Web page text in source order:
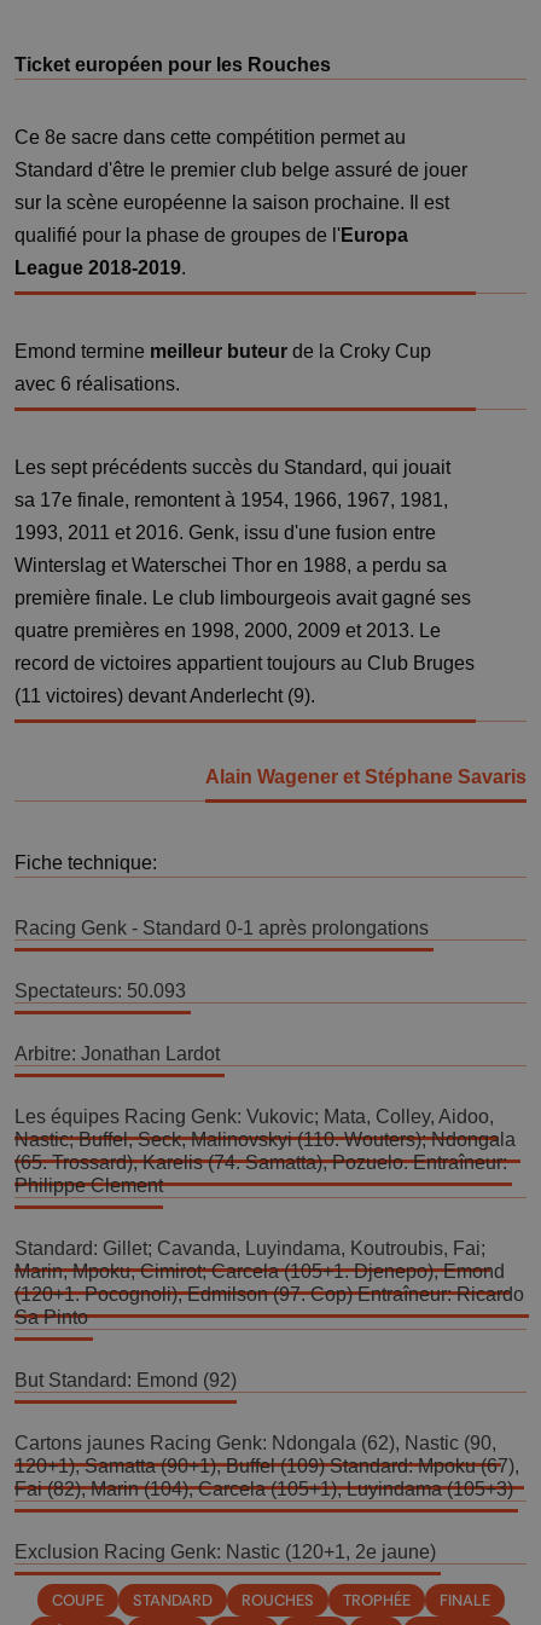
Ticket européen pour les Rouches
Ce 8e sacre dans cette compétition permet au
Standard d'être le premier club belge assuré de jouer
sur la scène européenne la saison prochaine. Il est
qualifié pour la phase de groupes de l'Europa
League 2018-2019.
Emond termine meilleur buteur de la Croky Cup
avec 6 réalisations.
Les sept précédents succès du Standard, qui jouait
sa 17e finale, remontent à 1954, 1966, 1967, 1981,
1993, 2011 et 2016. Genk, issu d'une fusion entre
Winterslag et Waterschei Thor en 1988, a perdu sa
première finale. Le club limbourgeois avait gagné ses
quatre premières en 1998, 2000, 2009 et 2013. Le
record de victoires appartient toujours au Club Bruges
(11 victoires) devant Anderlecht (9).
Alain Wagener et Stéphane Savaris
Fiche technique:
Racing Genk - Standard 0-1 après prolongations
Spectateurs: 50.093
Arbitre: Jonathan Lardot
Les équipes Racing Genk: Vukovic; Mata, Colley, Aidoo,
Nastic; Buffel, Seck, Malinovskyi (110. Wouters); Ndongala
(65. Trossard), Karelis (74. Samatta), Pozuelo. Entraîneur:
Philippe Clement
Standard: Gillet; Cavanda, Luyindama, Koutroubis, Fai;
Marin, Mpoku, Cimirot; Carcela (105+1. Djenepo), Emond
(120+1. Pocognoli), Edmilson (97. Cop) Entraîneur: Ricardo
Sa Pinto
But Standard: Emond (92)
Cartons jaunes Racing Genk: Ndongala (62), Nastic (90,
120+1), Samatta (90+1), Buffel (109) Standard: Mpoku (67),
Fai (82), Marin (104), Carcela (105+1), Luyindama (105+3)
Exclusion Racing Genk: Nastic (120+1, 2e jaune)
COUPE STANDARD ROUCHES TROPHÉE
FINALE